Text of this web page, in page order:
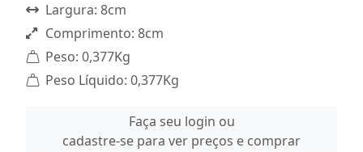
Largura: 8cm
Comprimento: 8cm
Peso: 0,377Kg
Peso Líquido: 0,377Kg
Faça seu login ou
cadastre-se para ver preços e comprar